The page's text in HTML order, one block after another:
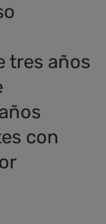
tres años
con